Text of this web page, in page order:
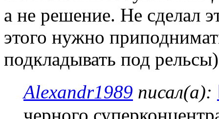
а не решение. Не сделал
этого нужно
подкладывать под
Alexandr1989 писал(а):
черного